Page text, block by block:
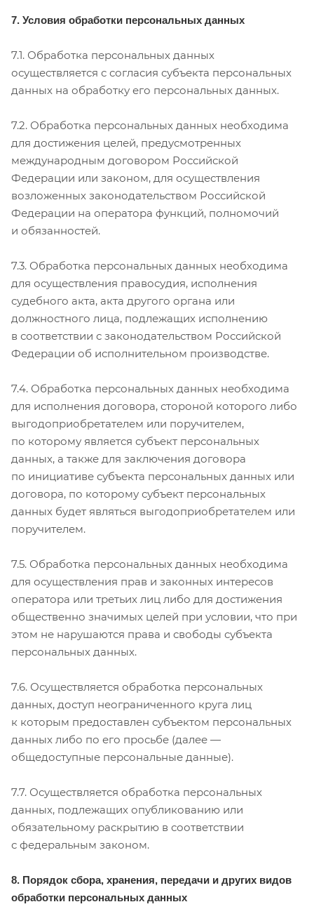
7. Условия обработки персональных данных
7.1. Обработка персональных данных
осуществляется с согласия субъекта персональных
данных на обработку его персональных данных.
7.2. Обработка персональных данных необходима
для достижения целей, предусмотренных
международным договором Российской
Федерации или законом, для осуществления
возложенных законодательством Российской
Федерации на оператора функций, полномочий
и обязанностей.
7.3. Обработка персональных данных необходима
для осуществления правосудия, исполнения
судебного акта, акта другого органа или
должностного лица, подлежащих исполнению
в соответствии с законодательством Российской
Федерации об исполнительном производстве.
7.4. Обработка персональных данных необходима
для исполнения договора, стороной которого либо
выгодоприобретателем или поручителем,
по которому является субъект персональных
данных, а также для заключения договора
по инициативе субъекта персональных данных или
договора, по которому субъект персональных
данных будет являться выгодоприобретателем или
поручителем.
7.5. Обработка персональных данных необходима
для осуществления прав и законных интересов
оператора или третьих лиц либо для достижения
общественно значимых целей при условии, что при
этом не нарушаются права и свободы субъекта
персональных данных.
7.6. Осуществляется обработка персональных
данных, доступ неограниченного круга лиц
к которым предоставлен субъектом персональных
данных либо по его просьбе (далее —
общедоступные персональные данные).
7.7. Осуществляется обработка персональных
данных, подлежащих опубликованию или
обязательному раскрытию в соответствии
с федеральным законом.
8. Порядок сбора, хранения, передачи и других видов
обработки персональных данных